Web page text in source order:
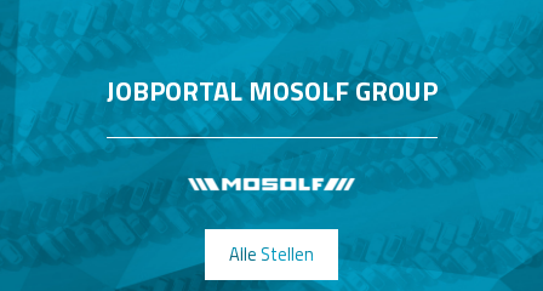
JOBPORTAL MOSOLF GROUP
Alle Stellen